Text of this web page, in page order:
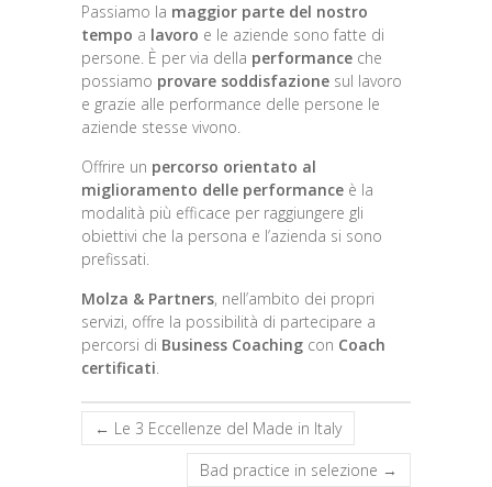
Passiamo la maggior parte del nostro
tempo a lavoro e le aziende sono fatte di
persone. È per via della performance che
possiamo provare soddisfazione sul lavoro
e grazie alle performance delle persone le
aziende stesse vivono.
Offrire un percorso orientato al
miglioramento delle performance è la
modalità più efficace per raggiungere gli
obiettivi che la persona e l’azienda si sono
prefissati.
Molza & Partners, nell’ambito dei propri
servizi, offre la possibilità di partecipare a
percorsi di Business Coaching con Coach
certificati.
← Le 3 Eccellenze del Made in Italy
Bad practice in selezione →